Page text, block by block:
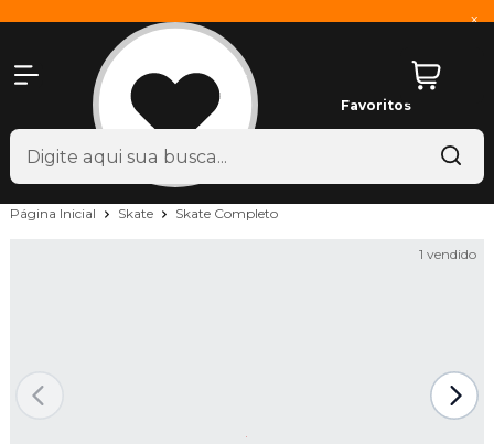
x
Favoritos
Página Inicial Skate Skate Completo
1 vendido